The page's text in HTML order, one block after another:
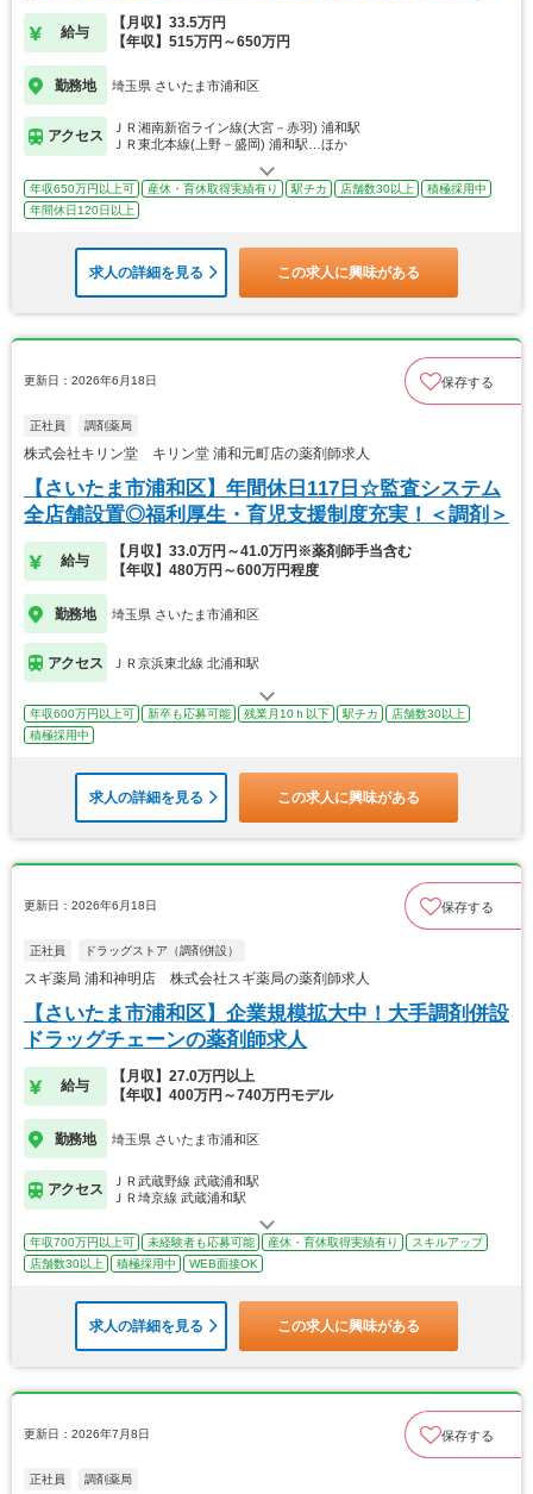
◎
給与
【月収】33.5万円
【年収】515万円～650万円
勤務地 埼玉県 さいたま市浦和区
アクセス
ＪＲ湘南新宿ライン線(大宮－赤羽) 浦和駅
ＪＲ東北本線(上野－盛岡) 浦和駅…ほか
年収650万円以上可 産休・育休取得実績有り 駅チカ 店舗数30以上
積極採用中
年間休日120日以上
求人の詳細を見る この求人に興味がある
更新日：2026年6月18日 保存する
正社員 調剤薬局
株式会社キリン堂 キリン堂 浦和元町店の薬剤師求人
【さいたま市浦和区】年間休日117日☆監査システム
全店舗設置◎福利厚生・育児支援制度充実！＜調剤＞
給与
【月収】33.0万円～41.0万円※薬剤師手当含む
【年収】480万円～600万円程度
勤務地 埼玉県 さいたま市浦和区
アクセス ＪＲ京浜東北線 北浦和駅
年収600万円以上可 新卒も応募可能 残業月10ｈ以下 駅チカ
店舗数30以上
積極採用中
求人の詳細を見る この求人に興味がある
更新日：2026年6月18日 保存する
正社員 ドラッグストア（調剤併設）
スギ薬局 浦和神明店 株式会社スギ薬局の薬剤師求人
【さいたま市浦和区】企業規模拡大中！大手調剤併設
ドラッグチェーンの薬剤師求人
給与
【月収】27.0万円以上
【年収】400万円～740万円モデル
勤務地 埼玉県 さいたま市浦和区
アクセス
ＪＲ武蔵野線 武蔵浦和駅
ＪＲ埼京線 武蔵浦和駅
年収700万円以上可 未経験者も応募可能 産休・育休取得実績有り
スキルアップ
店舗数30以上
積極採用中 WEB面接OK
求人の詳細を見る この求人に興味がある
更新日：2026年7月8日 保存する
正社員 調剤薬局